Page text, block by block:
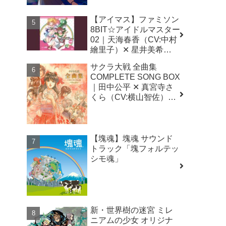
【アイマス】ファミソン
8BIT☆アイドルマスター
02｜天海春香（CV:中村
繪里子）✕ 星井美希
THE
IDOLM@STER（アイド
ルマスター）
サクラ大戦 全曲集
COMPLETE SONG BOX
｜田中公平 ✕ 真宮寺さ
くら（CV:横山智佐）✕
カ・フォンティーヌ
（CV:日髙のり子）ほか
【塊魂】塊魂 サウンド
トラック「塊フォルテッ
シモ魂」
新・世界樹の迷宮 ミレ
ニアムの少女 オリジナ